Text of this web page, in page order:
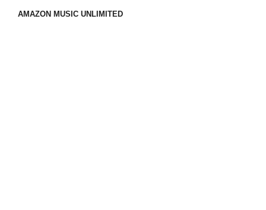
AMAZON MUSIC UNLIMITED